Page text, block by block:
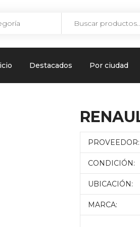
Destacados Por ciudad
PROVEEDOR:
CONDICIÓN:
UBICACIÓN:
MARCA: